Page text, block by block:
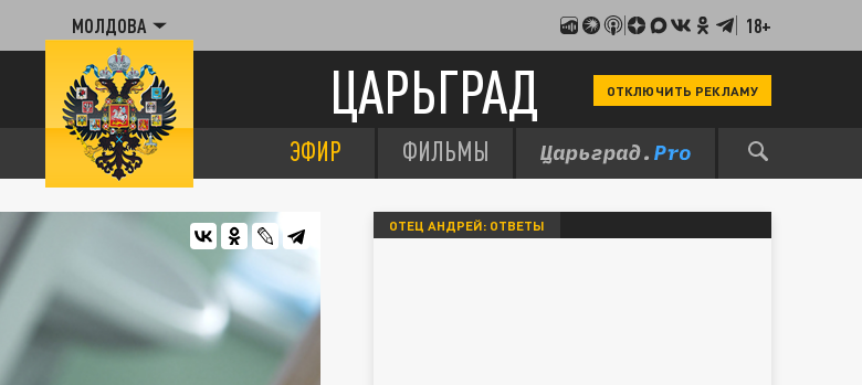
МОЛДОВА 18+
ЦАРЬГРАД ОТКЛЮЧИТЬ РЕКЛАМУ
ЭФИР ФИЛЬМЫ
ОТЕЦ АНДРЕЙ: ОТВЕТЫ